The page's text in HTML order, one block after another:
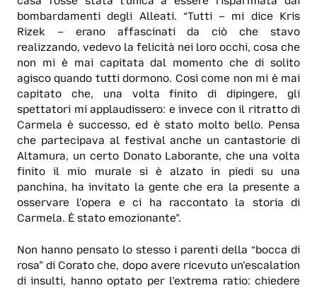
bombardamenti degli Alleati. “Tutti – mi dice Kris
Rizek – erano affascinati da ciò che stavo
realizzando, vedevo la felicità nei loro occhi, cosa che
non mi è mai capitata dal momento che di solito
agisco quando tutti dormono. Così come non mi è mai
capitato che, una volta finito di dipingere, gli
spettatori mi applaudissero: e invece con il ritratto di
Carmela è successo, ed è stato molto bello. Pensa
che partecipava al festival anche un cantastorie di
Altamura, un certo Donato Laborante, che una volta
finito il mio murale si è alzato in piedi su una
panchina, ha invitato la gente che era la presente a
osservare l’opera e ci ha raccontato la storia di
Carmela. È stato emozionante”.
Non hanno pensato lo stesso i parenti della “bocca di
rosa” di Corato che, dopo avere ricevuto un’escalation
di insulti, hanno optato per l’extrema ratio: chiedere